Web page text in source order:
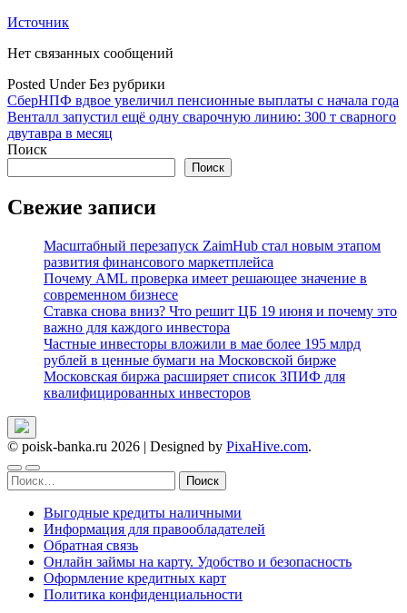
Источник
Нет связанных сообщений
Posted Under Без рубрики
Навигация
по
записям
СберНПФ вдвое увеличил пенсионные выплаты с начала года
Венталл запустил ещё одну сварочную линию: 300 т сварного
двутавра в месяц
Поиск
Поиск
Свежие записи
Масштабный перезапуск ZaimHub стал новым этапом
развития финансового маркетплейса
Почему AML проверка имеет решающее значение в
современном бизнесе
Ставка снова вниз? Что решит ЦБ 19 июня и почему это
важно для каждого инвестора
Частные инвесторы вложили в мае более 195 млрд
рублей в ценные бумаги на Московской бирже
Московская биржа расширяет список ЗПИФ для
квалифицированных инвесторов
© poisk-banka.ru 2026 | Designed by PixaHive.com.
Найти:
Выгодные кредиты наличными
Информация для правообладателей
Обратная связь
Онлайн займы на карту. Удобство и безопасность
Оформление кредитных карт
Политика конфиденциальности